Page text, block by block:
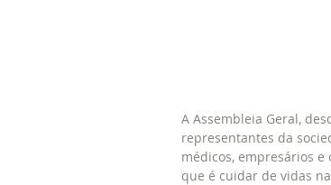
A Assembleia Geral,
representantes da
médicos, empresários
que é cuidar de vidas